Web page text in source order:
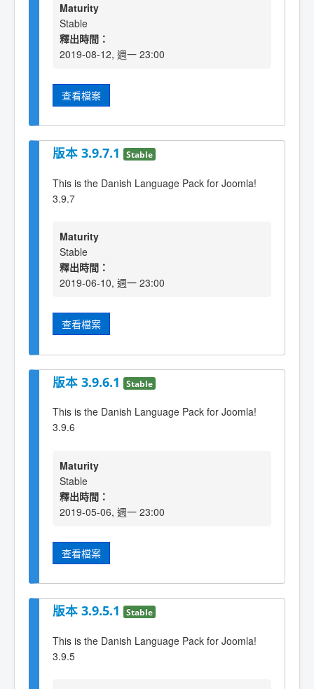
Maturity
Stable
釋出時間：
2019-08-12, 週一 23:00
查看檔案
版本 3.9.7.1 Stable
This is the Danish Language Pack for Joomla!
3.9.7
Maturity
Stable
釋出時間：
2019-06-10, 週一 23:00
查看檔案
版本 3.9.6.1 Stable
This is the Danish Language Pack for Joomla!
3.9.6
Maturity
Stable
釋出時間：
2019-05-06, 週一 23:00
查看檔案
版本 3.9.5.1 Stable
This is the Danish Language Pack for Joomla!
3.9.5